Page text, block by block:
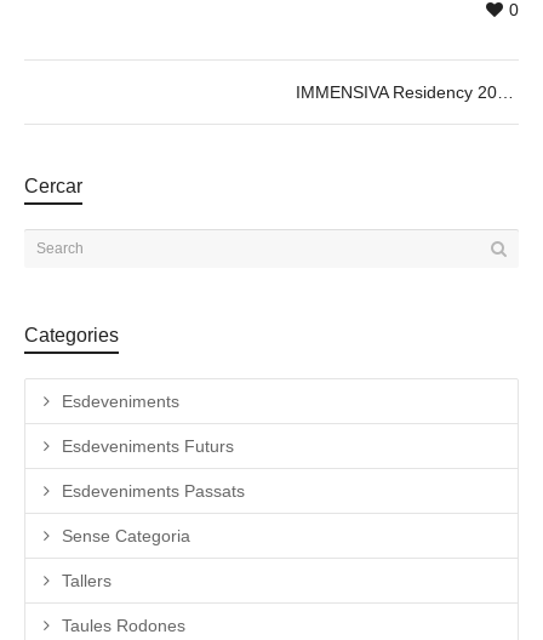
0
Cercar
Categories
Esdeveniments
Esdeveniments Futurs
Esdeveniments Passats
Sense Categoria
Tallers
Taules Rodones